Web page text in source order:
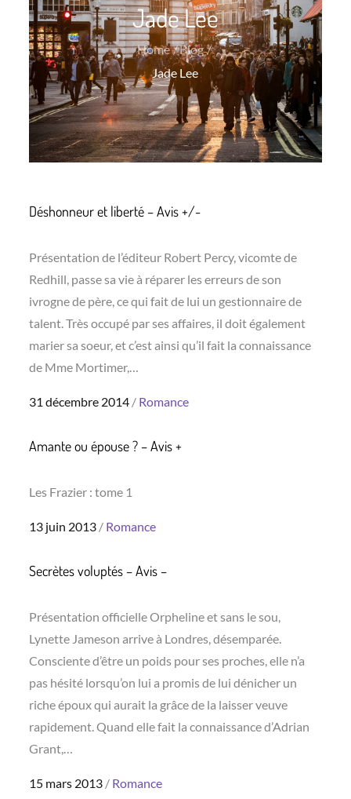
Jade Lee
Home
Blog
Jade Lee
Déshonneur et liberté – Avis +/-
Présentation de l’éditeur Robert Percy, vicomte de
Redhill, passe sa vie à réparer les erreurs de son
ivrogne de père, ce qui fait de lui un gestionnaire de
talent. Très occupé par ses affaires, il doit également
marier sa soeur, et c’est ainsi qu’il fait la connaissance
de Mme Mortimer,…
Posted
31 décembre 2014 Romance
Amante ou épouse ? – Avis +
Les Frazier : tome 1
Posted
13 juin 2013 Romance
Secrètes voluptés – Avis –
Présentation officielle Orpheline et sans le sou,
Lynette Jameson arrive à Londres, désemparée.
Consciente d’être un poids pour ses proches, elle n’a
pas hésité lorsqu’on lui a promis de lui dénicher un
riche époux qui aurait la grâce de la laisser veuve
rapidement. Quand elle fait la connaissance d’Adrian
Grant,…
Posted
15 mars 2013 Romance